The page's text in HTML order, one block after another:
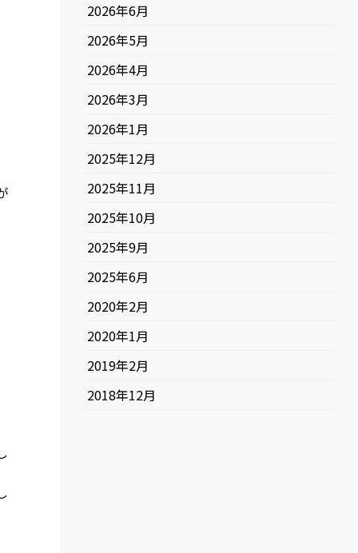
2026年6月
2026年5月
2026年4月
2026年3月
2026年1月
2025年12月
2025年11月
2025年10月
2025年9月
2025年6月
2020年2月
2020年1月
2019年2月
2018年12月